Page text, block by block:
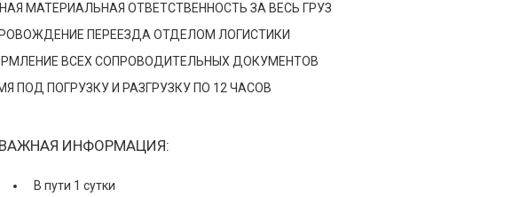
МАТЕРИАЛЬНАЯ ОТВЕТСТВЕННОСТЬ ЗА ВЕСЬ ГРУЗ
ПЕРЕЕЗДА ОТДЕЛОМ ЛОГИСТИКИ
ВСЕХ СОПРОВОДИТЕЛЬНЫХ ДОКУМЕНТОВ
ПОД ПОГРУЗКУ И РАЗГРУЗКУ ПО 12 ЧАСОВ
ВАЖНАЯ ИНФОРМАЦИЯ:
В пути 1 сутки